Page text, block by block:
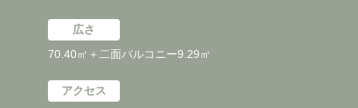
広さ
70.40㎡＋二面バルコニー9.29㎡
アクセス